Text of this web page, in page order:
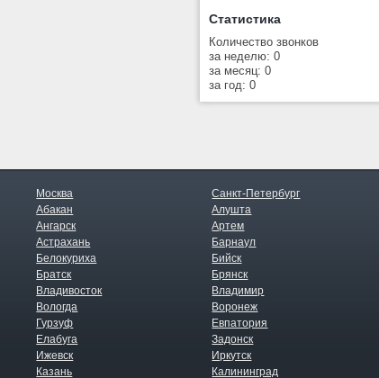
Статистика
Количество звонков
за неделю: 0
за месяц: 0
за год: 0
Москва Санкт-Петербург
Абакан
Алушта
Ангарск
Артем
Астрахань
Барнаул
Белокуриха
Бийск
Братск
Брянск
Владивосток
Владимир
Вологда
Воронеж
Гурзуф
Евпатория
Елабуга
Задонск
Ижевск
Иркутск
Казань
Калининград